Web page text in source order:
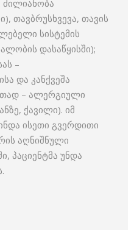
ძილიანობა
თავბრუსხვევა, თავის
სისტემის
დასაწყისში);
–
და კანქვეშა
– ალერგიული
ქავილი). იმ
ისეთი გვერდითი
აღნიშნული
პაციენტმა უნდა